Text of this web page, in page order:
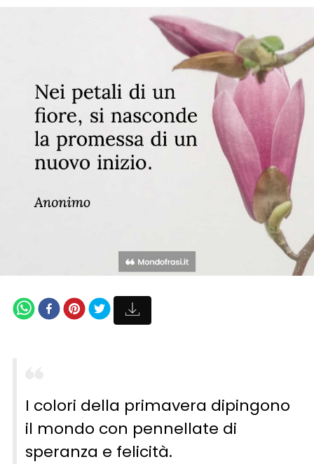
I colori della primavera dipingono
il mondo con pennellate di
speranza e felicità.